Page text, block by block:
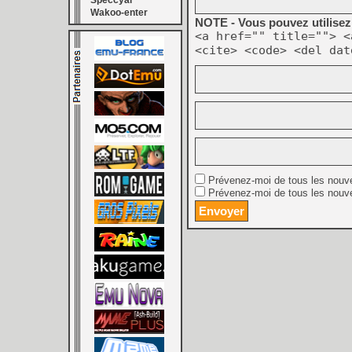
Wakoo-enter
NOTE - Vous pouvez
<a href="" title="">
<cite> <code> <del
Prévenez-moi de tous les
Prévenez-moi de tous les